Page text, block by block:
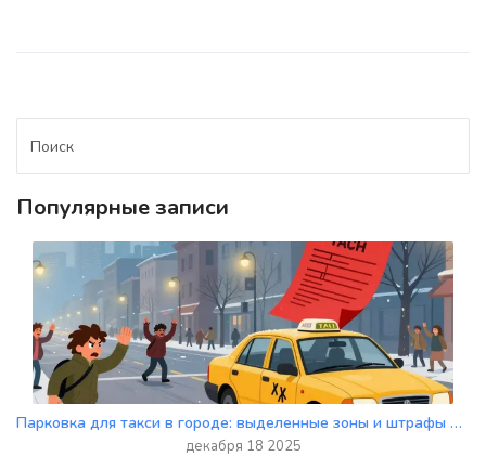
Популярные записи
Парковка для такси в городе: выделенные зоны и штрафы в 2025 году
декабря 18 2025